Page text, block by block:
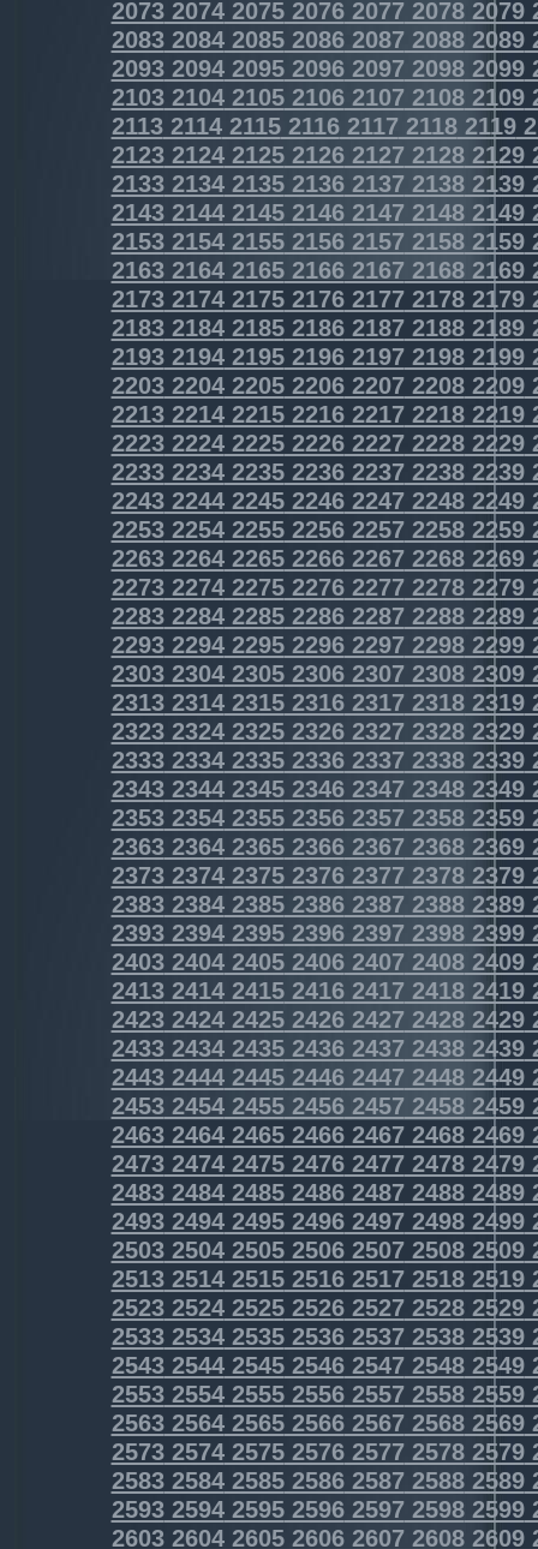
20732074207520762077 20782079
20832084208520862087 20882089
20932094209520962097 20982099
21032104210521062107 21082109
21132114211521162117 21182119
21232124212521262127 21282129
21332134213521362137 21382139
21432144214521462147 21482149
21532154215521562157 21582159
21632164216521662167 21682169
2173217421752176217721782179
2183218421852186218721882189
2193219421952196219721982199
2203220422052206220722082209
2213221422152216221722182219
2223222422252226222722282229
2233223422352236223722382239
2243224422452246224722482249
2253225422552256225722582259
2263226422652266226722682269
2273227422752276227722782279
2283228422852286228722882289
2293229422952296229722982299
2303230423052306230723082309
23132314231523162317 23182319
2323232423252326232723282329
23332334233523362337 23382339
23432344234523462347 23482349
23532354235523562357 23582359
23632364236523662367 23682369
23732374237523762377 23782379
23832384238523862387 23882389
23932394239523962397 23982399
24032404240524062407 24082409
24132414241524162417 24182419
24232424242524262427 24282429
24332434243524362437 24382439
24432444244524462447 24482449
24532454245524562457 24582459
2463246424652466246724682469
2473247424752476247724782479
2483248424852486248724882489
2493249424952496249724982499
2503250425052506250725082509
2513251425152516251725182519
2523252425252526252725282529
2533253425352536253725382539
2543254425452546254725482549
2553255425552556255725582559
2563256425652566256725682569
2573257425752576257725782579
25832584258525862587 25882589
25932594259525962597 25982599
26032604260526062607 26082609